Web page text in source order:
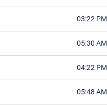
03:22 PM
05:30 AM
04:22 PM
05:48 AM